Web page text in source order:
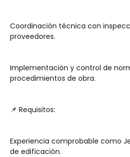
Coordinación técnica con
proveedores.
Implementación y control de
procedimientos de obra.
📌 Requisitos:
Experiencia comprobable como
de edificación.